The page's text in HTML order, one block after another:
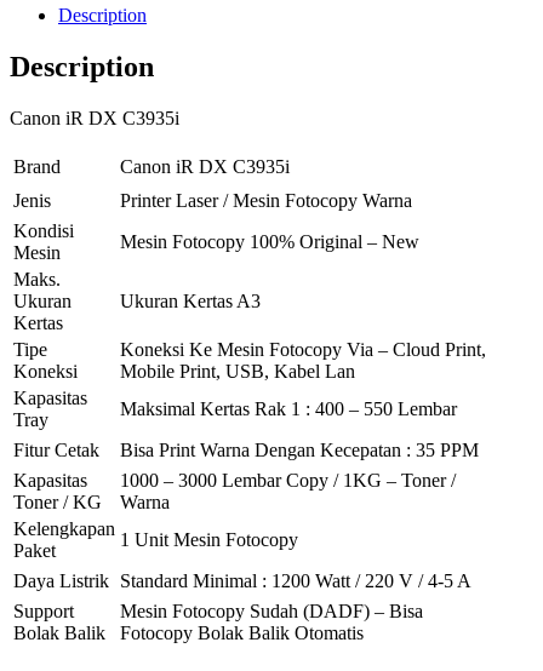
Description
Description
Canon iR DX C3935i
Brand
Canon iR DX C3935i
Jenis
Printer Laser / Mesin Fotocopy Warna
Kondisi
Mesin
Mesin Fotocopy 100% Original – New
Maks.
Ukuran
Kertas
Ukuran Kertas A3
Tipe
Koneksi
Koneksi Ke Mesin Fotocopy Via – Cloud Print,
Mobile Print, USB, Kabel Lan
Kapasitas
Tray
Maksimal Kertas Rak 1 : 400 – 550 Lembar
Fitur Cetak
Bisa Print Warna Dengan Kecepatan : 35 PPM
Kapasitas
Toner / KG
1000 – 3000 Lembar Copy / 1KG – Toner /
Warna
Kelengkapan
Paket
1 Unit Mesin Fotocopy
Daya Listrik Standard Minimal : 1200 Watt / 220 V / 4-5 A
Support
Bolak Balik
Mesin Fotocopy Sudah (DADF) – Bisa
Fotocopy Bolak Balik Otomatis